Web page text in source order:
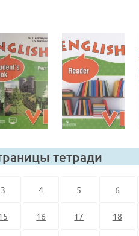
тетради
3 4 5 6
16 17 18